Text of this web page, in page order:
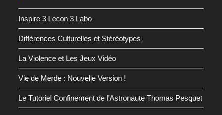
Inspire 3 Lecon 3 Labo
Différences Culturelles et Stéréotypes
La Violence et Les Jeux Vidéo
Vie de Merde : Nouvelle Version !
Le Tutoriel Confinement de l’Astronaute Thomas Pesquet